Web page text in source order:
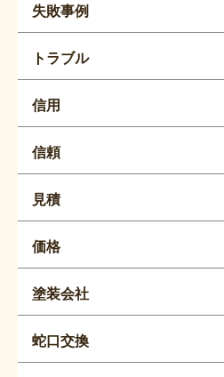
失敗事例
トラブル
信用
信頼
見積
価格
塗装会社
蛇口交換